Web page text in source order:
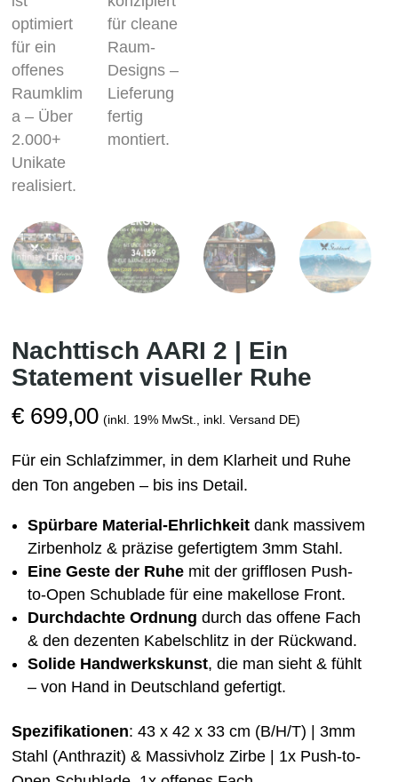
Nachttisch AARI 2 | Ein
Statement visueller Ruhe
€ 699,00 (inkl. 19% MwSt., inkl. Versand DE)
Für ein Schlafzimmer, in dem Klarheit und Ruhe
den Ton angeben – bis ins Detail.
Spürbare Material-Ehrlichkeit dank massivem
Zirbenholz & präzise gefertigtem 3mm Stahl.
Eine Geste der Ruhe mit der grifflosen Push-
to-Open Schublade für eine makellose Front.
Durchdachte Ordnung durch das offene Fach
& den dezenten Kabelschlitz in der Rückwand.
Solide Handwerkskunst, die man sieht & fühlt
– von Hand in Deutschland gefertigt.
Spezifikationen: 43 x 42 x 33 cm (B/H/T) | 3mm
Stahl (Anthrazit) & Massivholz Zirbe | 1x Push-to-